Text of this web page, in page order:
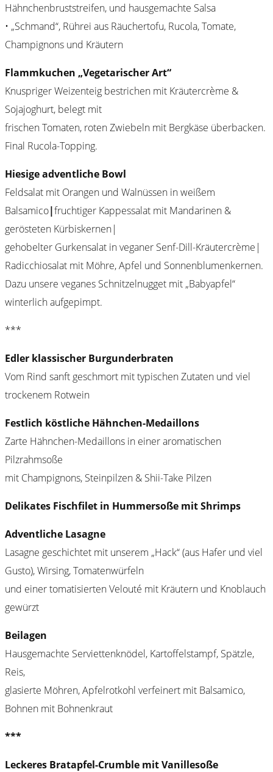
Hähnchenbruststreifen, und hausgemachte Salsa
• „Schmand“, Rührei aus Räuchertofu, Rucola, Tomate,
Champignons und Kräutern
Flammkuchen „Vegetarischer Art“
Knuspriger Weizenteig bestrichen mit Kräutercrème &
Sojajoghurt, belegt mit
frischen Tomaten, roten Zwiebeln mit Bergkäse überbacken.
Final Rucola-Topping.
Hiesige adventliche Bowl
Feldsalat mit Orangen und Walnüssen in weißem
Balsamico|fruchtiger Kappessalat mit Mandarinen &
gerösteten Kürbiskernen|
gehobelter Gurkensalat in veganer Senf-Dill-Kräutercrème|
Radicchiosalat mit Möhre, Apfel und Sonnenblumenkernen.
Dazu unsere veganes Schnitzelnugget mit „Babyapfel“
winterlich aufgepimpt.
***
Edler klassischer Burgunderbraten
Vom Rind sanft geschmort mit typischen Zutaten und viel
trockenem Rotwein
Festlich köstliche Hähnchen-Medaillons
Zarte Hähnchen-Medaillons in einer aromatischen
Pilzrahmsoße
mit Champignons, Steinpilzen & Shii-Take Pilzen
Delikates Fischfilet in Hummersoße mit Shrimps
Adventliche Lasagne
Lasagne geschichtet mit unserem „Hack“ (aus Hafer und viel
Gusto), Wirsing, Tomatenwürfeln
und einer tomatisierten Velouté mit Kräutern und Knoblauch
gewürzt
Beilagen
Hausgemachte Serviettenknödel, Kartoffelstampf, Spätzle,
Reis,
glasierte Möhren, Apfelrotkohl verfeinert mit Balsamico,
Bohnen mit Bohnenkraut
***
Leckeres Bratapfel-Crumble mit Vanillesoße